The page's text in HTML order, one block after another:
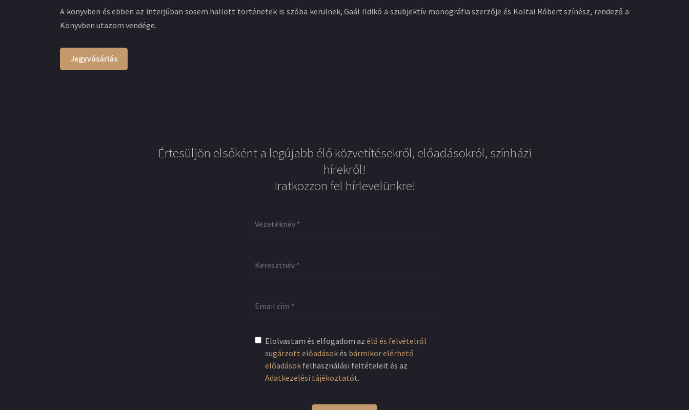
A könyvben és ebben az interjúban sosem hallott történetek is szóba kerülnek, Gaál Ildikó a szubjektív monográfia szerzője és Koltai Róbert színész, rendező a
Könyvben utazom vendége.
Jegyvásárlás
Értesüljön elsőként a legújabb élő közvetítésekről, előadásokról, színházi
hírekről!
Iratkozzon fel hírlevelünkre!
Elolvastam és elfogadom az élő és felvételről
sugárzott előadásokés bármikor elérhető
előadások felhasználási feltételeit és az
Adatkezelési tájékoztatót.